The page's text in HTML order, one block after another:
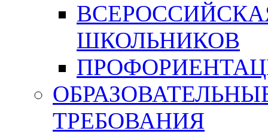
ШКОЛЬНИКОВ
ТРЕБОВАНИЯ